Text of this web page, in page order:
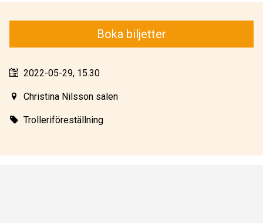
Boka biljetter
2022-05-29, 15.30
Christina Nilsson salen
Trolleriföreställning